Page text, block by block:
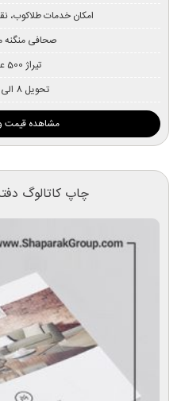
امکان خدمات طلاکوب،
صحافی منگنه
تیراژ 500 عدد به بالا
تحویل 8 الی 10 روز کاری
مشاهده
چاپ کاتالوگ